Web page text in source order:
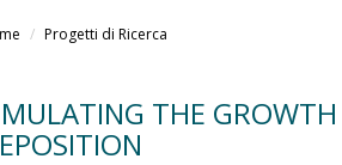
Progetti di Ricerca
THE